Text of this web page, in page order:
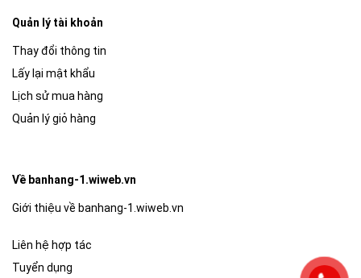
Quản lý tài khoản
Thay đổi thông tin
Lấy lại mật khẩu
Lịch sử mua hàng
Quản lý giỏ hàng
Về banhang-1.wiweb.vn
Giới thiệu về banhang-1.wiweb.vn
Liên hệ hợp tác
Tuyển dụng